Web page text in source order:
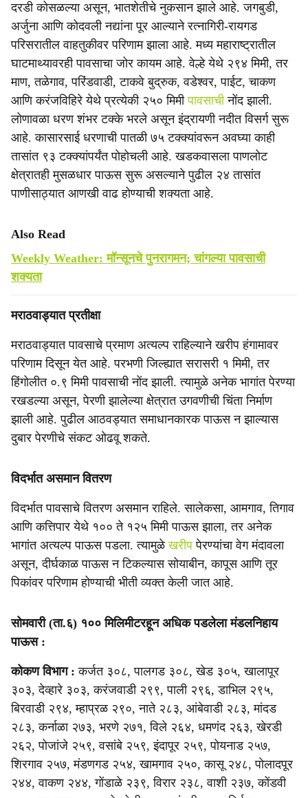
दरडी कोसळल्या असून, भातशेतीचे नुकसान झाले आहे. जगबुडी,
अर्जुना आणि कोदवली नद्यांना पूर आल्याने रत्नागिरी-रायगड
परिसरातील वाहतुकीवर परिणाम झाला आहे. मध्य महाराष्ट्रातील
घाटमाथ्यावरही पावसाचा जोर कायम आहे. वेल्हे येथे २९४ मिमी, तर
माण, तळेगाव, परिंडवाडी, टाकवे बुद्रुक, वडेश्वर, पाईट, चाकण
आणि करंजविहिरे येथे प्रत्येकी २५० मिमीपावसाचीनोंद झाली.
लोणावळा धरण शंभर टक्के भरले असून इंद्रायणी नदीत विसर्ग सुरू
आहे. कासारसाई धरणाची पातळी ७५ टक्क्यांवरून अवघ्या काही
तासांत ९३ टक्क्यांपर्यंत पोहोचली आहे. खडकवासला पाणलोट
क्षेत्रातही मुसळधार पाऊस सुरू असल्याने पुढील २४ तासांत
पाणीसाठ्यात आणखी वाढ होण्याची शक्यता आहे.
Also Read
Weekly Weather: मॉन्सूनचे पुनरागमन; चांगल्या पावसाची
शक्यता
मराठवाड्यात प्रतीक्षा
मराठवाड्यात पावसाचे प्रमाण अत्यल्प राहिल्याने खरीप हंगामावर
परिणाम दिसून येत आहे. परभणी जिल्ह्यात सरासरी १ मिमी, तर
हिंगोलीत ०.९ मिमी पावसाची नोंद झाली. त्यामुळे अनेक भागांत पेरण्या
रखडल्या असून, पेरणी झालेल्या क्षेत्रात उगवणीची चिंता निर्माण
झाली आहे. पुढील आठवड्यात समाधानकारक पाऊस न झाल्यास
दुबार पेरणीचे संकट ओढवू शकते.
विदर्भात असमान वितरण
विदर्भात पावसाचे वितरण असमान राहिले. सालेकसा, आमगाव, तिगाव
आणि कत्तिपार येथे १०० ते १२५ मिमी पाऊस झाला, तर अनेक
भागांत अत्यल्प पाऊस पडला. त्यामुळेखरीप पेरण्यांचा वेग मंदावला
असून, दीर्घकाळ पाऊस न टिकल्यास सोयाबीन, कापूस आणि तूर
पिकांवर परिणाम होण्याची भीती व्यक्त केली जात आहे.
सोमवारी (ता.६) १०० मिलिमीटरहून अधिक पडलेला मंडलनिहाय
पाऊस :
कोकण विभाग : कर्जत ३०८, पालगड ३०८, खेड ३०५, खालापूर
३०३, देव्हारे ३०३, करंजवाडी २९९, पाली २९६, डाभिल २९५,
बिरवाडी २९४, म्हाप्रळ २९०, नाते २८३, आंबेवाडी २८३, मांदड
२८३, कर्नाळा २७३, भरणे २७१, विले २६४, धमणंद २६३, खेरडी
२६२, पोजांजे २५९, वसांबे २५९, इंदापूर २५९, पोयनाड २५७,
शिरगाव २५७, मंडणगड २५४, खामगाव २५०, कासू २४८, पोलादपूर
२४४, वाकण २४४, गोंडाळे २३९, विरार २३८, वाशी २३७, कोंडवी